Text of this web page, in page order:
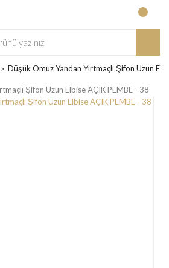
Düşük Omuz Yandan Yırtmaçlı Şifon Uzun